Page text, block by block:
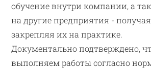
обучение внутри компании, а
на другие предприятия -
закрепляя их на практике.
Документально подтверждено,
выполняем работы согласно